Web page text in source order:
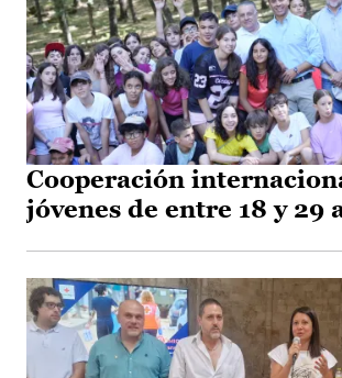
Cooperación
jóvenes de entre 18 y 29